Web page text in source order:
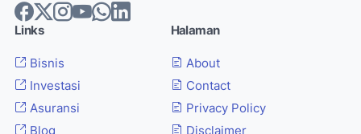
Links
Bisnis
Investasi
Asuransi
Blog
Halaman
About
Contact
Privacy Policy
Disclaimer